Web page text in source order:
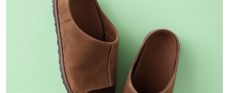
#GH 銘品の所以 #フイナムのYouTube
#Commune H #FOCUS IT #AH.H
#ととけん #FASHION #MUSIC #MOVIE
#LIFESTYLE #SNEAKER #OUTDOOR
#SPORTS #HANDSOME HANDBOOK